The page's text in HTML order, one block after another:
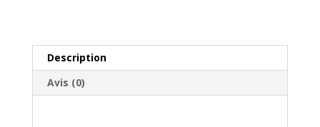
Description
Avis (0)